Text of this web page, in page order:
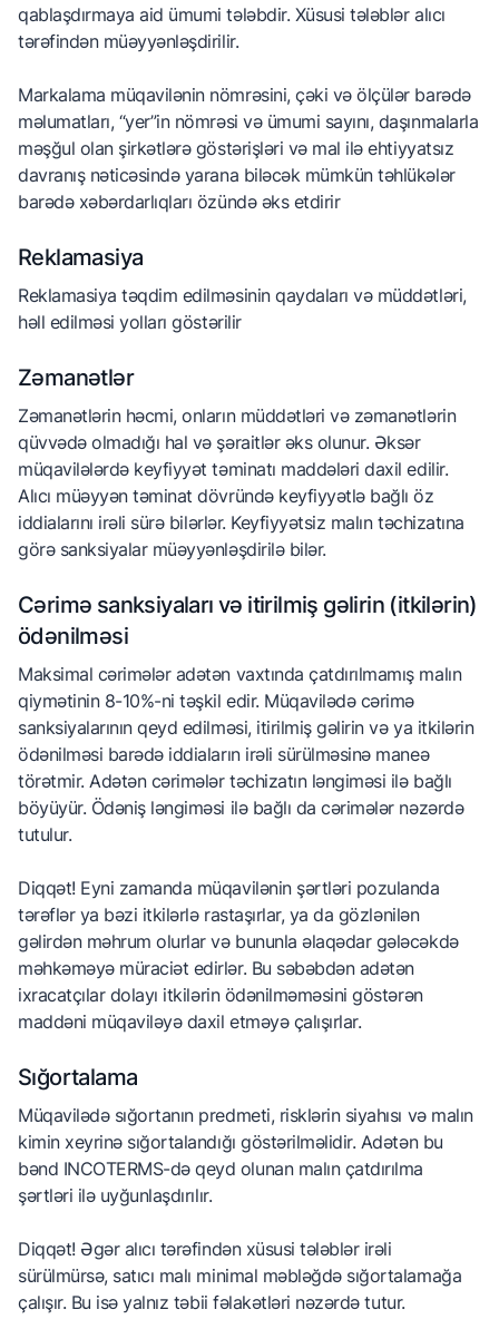
qablaşdırmaya aid ümumi tələbdir. Xüsusi tələblər alıcı
tərəfindən müəyyənləşdirilir.
Markalama müqavilənin nömrəsini, çəki və ölçülər barədə
məlumatları, “yer”in nömrəsi və ümumi sayını, daşınmalarla
məşğul olan şirkətlərə göstərişləri və mal ilə ehtiyyatsız
davranış nəticəsində yarana biləcək mümkün təhlükələr
barədə xəbərdarlıqları özündə əks etdirir
Reklamasiya
Reklamasiya təqdim edilməsinin qaydaları və müddətləri,
həll edilməsi yolları göstərilir
Zəmanətlər
Zəmanətlərin həcmi, onların müddətləri və zəmanətlərin
qüvvədə olmadığı hal və şəraitlər əks olunur. Əksər
müqavilələrdə keyfiyyət təminatı maddələri daxil edilir.
Alıcı müəyyən təminat dövründə keyfiyyətlə bağlı öz
iddialarını irəli sürə bilərlər. Keyfiyyətsiz malın təchizatına
görə sanksiyalar müəyyənləşdirilə bilər.
Cərimə sanksiyaları və itirilmiş gəlirin (itkilərin)
ödənilməsi
Maksimal cərimələr adətən vaxtında çatdırılmamış malın
qiymətinin 8-10%-ni təşkil edir. Müqavilədə cərimə
sanksiyalarının qeyd edilməsi, itirilmiş gəlirin və ya itkilərin
ödənilməsi barədə iddiaların irəli sürülməsinə maneə
törətmir. Adətən cərimələr təchizatın ləngiməsi ilə bağlı
böyüyür. Ödəniş ləngiməsi ilə bağlı da cərimələr nəzərdə
tutulur.
Diqqət! Eyni zamanda müqavilənin şərtləri pozulanda
tərəflər ya bəzi itkilərlə rastaşırlar, ya da gözlənilən
gəlirdən məhrum olurlar və bununla əlaqədar gələcəkdə
məhkəməyə müraciət edirlər. Bu səbəbdən adətən
ixracatçılar dolayı itkilərin ödənilməməsini göstərən
maddəni müqaviləyə daxil etməyə çalışırlar.
Sığortalama
Müqavilədə sığortanın predmeti, risklərin siyahısı və malın
kimin xeyrinə sığortalandığı göstərilməlidir. Adətən bu
bənd INCOTERMS-də qeyd olunan malın çatdırılma
şərtləri ilə uyğunlaşdırılır.
Diqqət! Əgər alıcı tərəfindən xüsusi tələblər irəli
sürülmürsə, satıcı malı minimal məbləğdə sığortalamağa
çalışır. Bu isə yalnız təbii fəlakətləri nəzərdə tutur.